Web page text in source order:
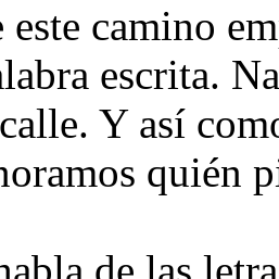
este camino
escrita.
Y así
quién